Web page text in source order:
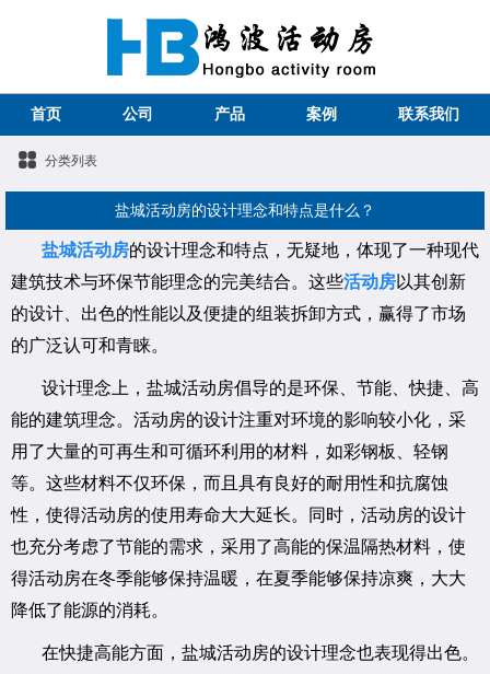
首页 公司 产品 案例 联系我们
分类列表
盐城活动房的设计理念和特点是什么？
盐城活动房的设计理念和特点，无疑地，体现了一种现代
建筑技术与环保节能理念的完美结合。这些活动房以其创新
的设计、出色的性能以及便捷的组装拆卸方式，赢得了市场
的广泛认可和青睐。
设计理念上，盐城活动房倡导的是环保、节能、快捷、高
能的建筑理念。活动房的设计注重对环境的影响较小化，采
用了大量的可再生和可循环利用的材料，如彩钢板、轻钢
等。这些材料不仅环保，而且具有良好的耐用性和抗腐蚀
性，使得活动房的使用寿命大大延长。同时，活动房的设计
也充分考虑了节能的需求，采用了高能的保温隔热材料，使
得活动房在冬季能够保持温暖，在夏季能够保持凉爽，大大
降低了能源的消耗。
在快捷高能方面，盐城活动房的设计理念也表现得出色。